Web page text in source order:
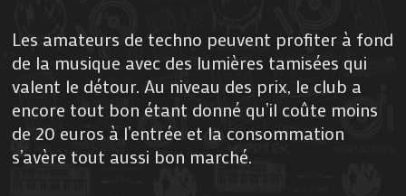
Les amateurs de techno peuvent profiter à fond
de la musique avec des lumières tamisées qui
valent le détour. Au niveau des prix, le club a
encore tout bon étant donné qu’il coûte moins
de 20 euros à l’entrée et la consommation
s’avère tout aussi bon marché.